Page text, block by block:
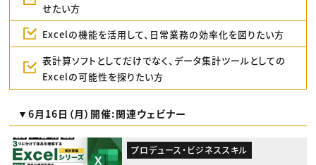
せたい方
Excelの機能を活用して、日常業務の効率化を図りたい方
表計算ソフトとしてだけでなく、データ集計ツールとしての
Excelの可能性を探りたい方
▼6月16日（月）開催:関連ウェビナー
プロデュース・ビジネススキル